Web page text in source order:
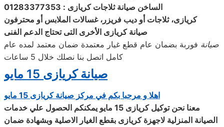
الساخن صيانة ثلاجات كريازى : 01283377353
كريازى، ثلاجات أو ديب فريزر، غسالات الملابس أو محترفون
صيانة كريازى الأخرى التى تحتاج الدعم الفنى
صيانة فوربة بضمان عام قطع غيار معتمدة ضمان معتمد لمده عام
كامل اتصل بنا نصلك خلال 5 ساعات
صيانة كريازى 15 مايو
اهلا و مرحبا بكم في مركز صيانة كريازى 15 مايو
معنا نحن توكيل كريازى 15 مايو
يمكنكم الحصول علي خدمات
الصيانة المنزلية لاجهزة كريازى بقطع الغيار الاصلية وبشهادة ضمان